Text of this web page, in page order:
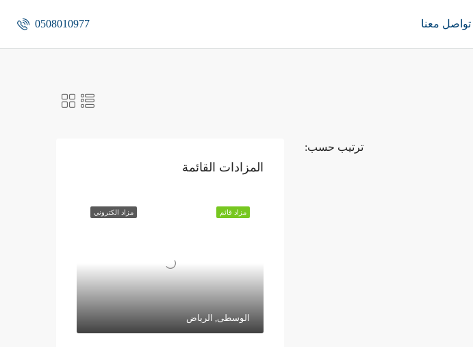
تواصل معنا 0508010977
ترتيب حسب:
المزادات القائمة
مزاد الكتروني مزاد قائم
الوسطى, الرياض